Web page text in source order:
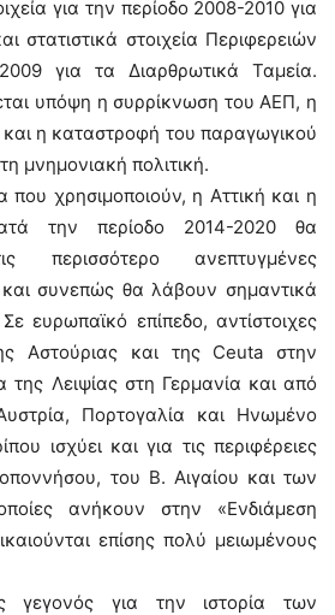
για την περίοδο 2008-2010 για
στατιστικά στοιχεία Περιφερειών
για τα Διαρθρωτικά Ταμεία.
υπόψη η συρρίκνωση του ΑΕΠ, η
η καταστροφή του παραγωγικού
μνημονιακή πολιτική.
χρησιμοποιούν, η Αττική και η
την περίοδο 2014-2020 θα
περισσότερο ανεπτυγμένες
και συνεπώς θα λάβουν σημαντικά
ευρωπαϊκό επίπεδο, αντίστοιχες
Αστούριας και της Ceuta στην
της Λειψίας στη Γερμανία και από
Πορτογαλία και Ηνωμένο
ισχύει και για τις περιφέρειες
του Β. Αιγαίου και των
ανήκουν στην «Ενδιάμεση
επίσης πολύ μειωμένους
γεγονός για την ιστορία των